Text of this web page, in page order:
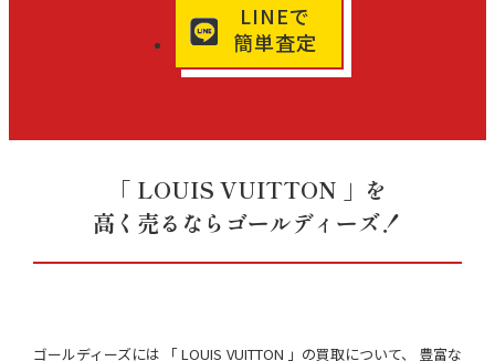
LINEで
簡単査定
「 LOUIS VUITTON 」を
高く売るならゴールディーズ！
ゴールディーズには 「 LOUIS VUITTON 」の買取について、 豊富な